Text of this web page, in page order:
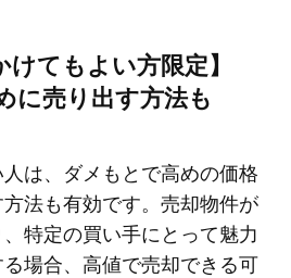
けてもよい方限定】
に売り出す方法も
は、ダメもとで高めの価格
法も有効です。売却物件が
特定の買い手にとって魅力
場合、高値で売却できる可